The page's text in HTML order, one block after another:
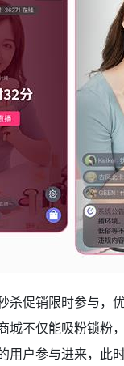
杀促销限时参与，
城不仅能吸粉锁粉
用户参与进来，此